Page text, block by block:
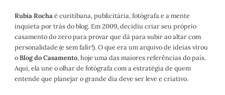
Rubia Rochaé curitibana, publicitária, fotógrafa e a mente
inquieta por trás do blog. Em 2009, decidiu criar seu próprio
casamento do zero para provar que dá para subir ao altar com
personalidade (e sem falir!). O que era um arquivo de ideias virou
oBlog do Casamento, hoje uma das maiores referências do país.
Aqui, ela une o olhar de fotógrafa com a estratégia de quem
entende que planejar o grande dia deve ser leve e criativo.